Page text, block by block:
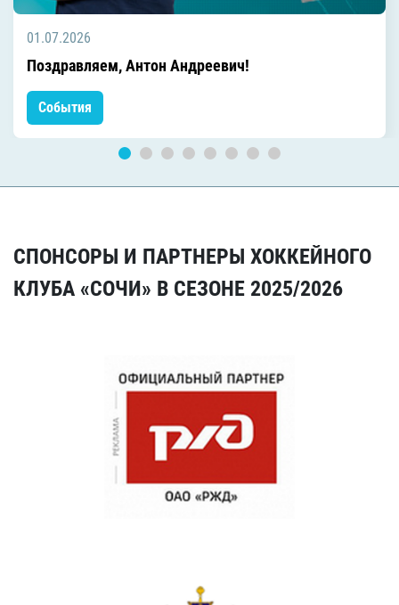
01.07.2026
Поздравляем, Антон Андреевич!
События
СПОНСОРЫ И ПАРТНЕРЫ ХОККЕЙНОГО
КЛУБА «СОЧИ» В СЕЗОНЕ 2025/2026